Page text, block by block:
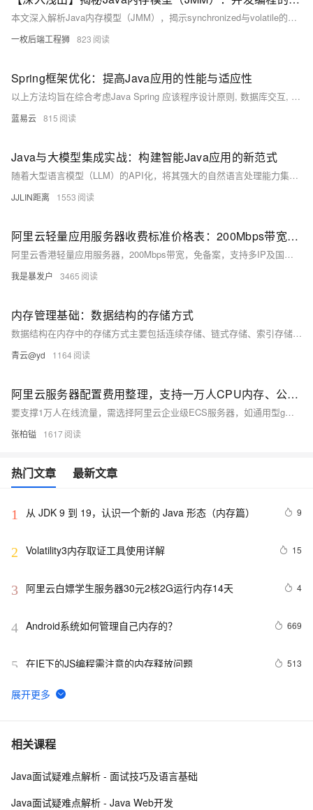
本文深入解析Java内存模型（JMM），揭示synchronized与volatile的底层原理，剖析主内存与工作内存、可见性、有序性等核心概念，助你理解并发编程三大难题及Happens-Before、内存屏障等解决方案，掌握多线程编程基石。
一枚后端工程狮 823
Spring框架优化：提高Java应用的性能与适应性
以上方法均旨在综合考虑Java Spring 应该程序设计原则, 数据库交互, 编码实践和系统架构布局等多角度因素, 旨在达到高效稳定运转目标同时也易于未来扩展.
蓝易云 815
Java与大模型集成实战：构建智能Java应用的新范式
随着大型语言模型（LLM）的API化，将其强大的自然语言处理能力集成到现有Java应用中已成为提升应用智能水平的关键路径。本文旨在为Java开发者提供一份实用的集成指南。我们将深入探讨如何使用Spring Boot 3框架，通过HTTP客户端与OpenAI GPT（或兼容API）进行高效、安全的交互。内容涵盖项目依赖配置、异步非阻塞的API调用、请求与响应的结构化处理、异常管理以及一些面向生产环境的最佳实践，并附带完整的代码示例，助您快速将AI能力融入Java生态。
JJLIN距离 1553
阿里云轻量应用服务器收费标准价格表：200Mbps带宽、CPU内存及存储配置详解
阿里云香港轻量应用服务器，200Mbps带宽，免备案，支持多IP及国际线路，月租25元起，年付享8.5折优惠，适用于网站、应用等多种场景。
我是暴发户 3465
内存管理基础：数据结构的存储方式
数据结构在内存中的存储方式主要包括连续存储、链式存储、索引存储和散列存储。连续存储如数组，数据元素按顺序连续存放，访问速度快但扩展性差；链式存储如链表，通过指针连接分散的节点，便于插入删除但访问效率低；索引存储通过索引表提高查找效率，常用于数据库系统；散列存储如哈希表，通过哈希函数实现快速存取，但需处理冲突。不同场景下应根据访问模式、数据规模和操作频率选择合适的存储结构，甚至结合多种方式以达到最优性能。掌握这些存储机制是构建高效程序和理解高级数据结构的基础。
青云@yd 1164
阿里云服务器配置费用整理，支持一万人CPU内存、公网带宽和存储IO性能全解析
要支撑1万人在线流量，需选择阿里云企业级ECS服务器，如通用型g系列、高主频型hf系列或通用算力型u1实例，配置如16核64G及以上，搭配高带宽与SSD/ESSD云盘，费用约数千元每月。
张柏镒 1617
热门文章 最新文章
1 从 JDK 9 到 19，认识一个新的 Java 形态（内存篇） 9
2 Volatility3内存取证工具使用详解 15
3 阿里云白嫖学生服务器30元2核2G运行内存14天 4
4 Android系统如何管理自己内存的？ 669
5 在IE下的JS编程需注意的内存释放问题 513
6 JVM运行时内存结构
7 动态内存和智能指针
8 内存池技术介绍
相关课程
Java面试疑难点解析 - 面试技巧及语言基础
Java面试疑难点解析 - Java Web开发